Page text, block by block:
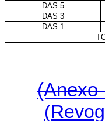
DAS 5
DAS 3
DAS 1
(Anexo